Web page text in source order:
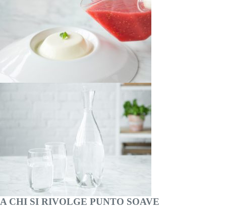
A CHI SI RIVOLGE PUNTO SOAVE